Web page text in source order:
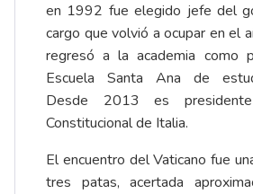
en 1992 fue elegido jefe del
cargo que volvió a ocupar en el
regresó a la academia como
Escuela Santa Ana de
Desde 2013 es
Constitucional de Italia.
El encuentro del Vaticano fue
tres patas, acertada